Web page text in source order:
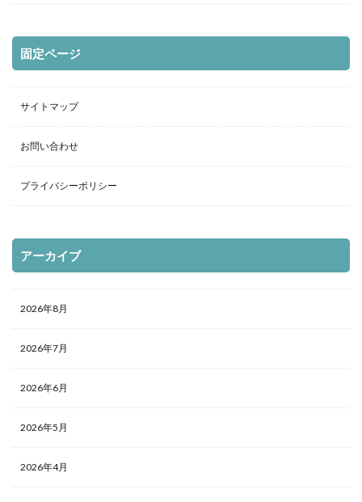
固定ページ
サイトマップ
お問い合わせ
プライバシーポリシー
アーカイブ
2026年8月
2026年7月
2026年6月
2026年5月
2026年4月